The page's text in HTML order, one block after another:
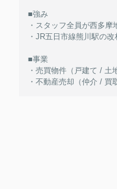
■強み
・スタッフ全員が西多
・JR五日市線熊川駅の
■事業
・売買物件（戸建て / 土
・不動産売却（仲介 / 買